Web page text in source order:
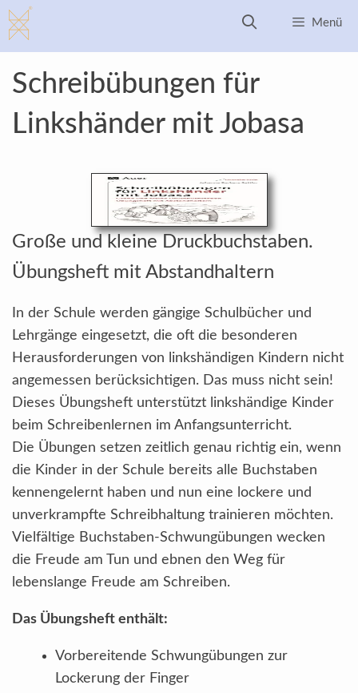
Zum
Inhalt
springen
Menü
Schreibübungen für
Linkshänder mit Jobasa
Große und kleine Druckbuchstaben.
Übungsheft mit Abstandhaltern
In der Schule werden gängige Schulbücher und
Lehrgänge eingesetzt, die oft die besonderen
Herausforderungen von linkshändigen Kindern nicht
angemessen berücksichtigen. Das muss nicht sein!
Dieses Übungsheft unterstützt linkshändige Kinder
beim Schreibenlernen im Anfangsunterricht.
Die Übungen setzen zeitlich genau richtig ein, wenn
die Kinder in der Schule bereits alle Buchstaben
kennengelernt haben und nun eine lockere und
unverkrampfte Schreibhaltung trainieren möchten.
Vielfältige Buchstaben-Schwungübungen wecken
die Freude am Tun und ebnen den Weg für
lebenslange Freude am Schreiben.
Das Übungsheft enthält:
Vorbereitende Schwungübungen zur
Lockerung der Finger